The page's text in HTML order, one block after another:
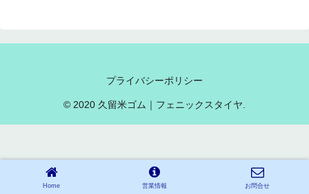
プライバシーポリシー
© 2020 久留米ゴム｜フェニックスタイヤ.
Home 営業情報 お問合せ